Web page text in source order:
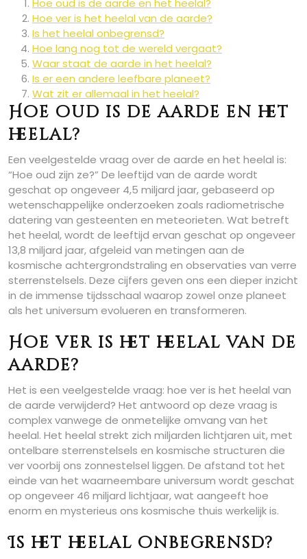
Hoe oud is de aarde en het heelal?
Hoe ver is het heelal van de aarde?
Is het heelal onbegrensd?
Hoe lang nog tot de wereld vergaat?
Waar staat de aarde in het heelal?
Is er een andere leefbare planeet?
Wat zit er allemaal in het heelal?
Hoe oud is de aarde en het
heelal?
Een veelgestelde vraag over de aarde en het heelal is:
“Hoe oud zijn ze?” De leeftijd van de aarde wordt
geschat op ongeveer 4,5 miljard jaar, gebaseerd op
wetenschappelijke onderzoeken zoals radiometrische
datering van gesteenten en meteorieten. Wat betreft
het heelal, wordt de leeftijd ervan geschat op ongeveer
13,8 miljard jaar, afgeleid van metingen aan de
kosmische achtergrondstraling en observaties van verre
sterrenstelsels. Deze cijfers geven ons een dieper inzicht
in de immense tijdsschaal waarop zowel onze planeet
als het universum evolueren en transformeren.
Hoe ver is het heelal van de
aarde?
Het is een veelgestelde vraag: hoe ver is het heelal van
de aarde verwijderd? Het antwoord op deze vraag is
complex vanwege de onmetelijke omvang van het
heelal. Het heelal strekt zich miljarden lichtjaren uit, met
ontelbare sterrenstelsels en kosmische structuren die
ver voorbij ons zonnestelsel liggen. De afstand tot het
einde van het waarneembare universum wordt geschat
op ongeveer 46 miljard lichtjaar, wat aangeeft hoe
enorm en mysterieus ons kosmische thuis werkelijk is.
Is het heelal onbegrensd?